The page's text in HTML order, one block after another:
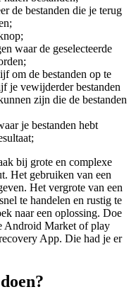
de bestanden die je terug
waar de geselecteerde
om de bestanden op te
je vewijderder bestanden
zijn die de bestanden
je bestanden hebt
bij grote en complexe
Het gebruiken van een
Het vergrote van een
te handelen en rustig te
naar een oplossing. Doe
Android Market of play
App. Die had je er